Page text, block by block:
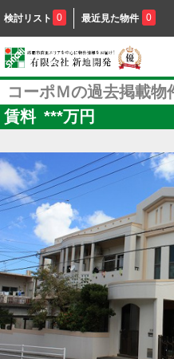
検討リスト 0 最近見た物件 0
コーポＭの過去掲載物
賃料 ***万円